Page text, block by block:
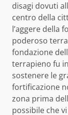
disagi dovuti
centro della
l’aggere della
poderoso
fondazione
terrapieno fu
sostenere le
fortificazione
zona prima
possibile che